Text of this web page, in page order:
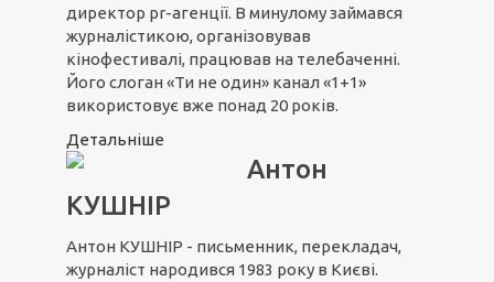
директор pr-агенції. В минулому займався
журналістикою, організовував
кінофестивалі, працював на телебаченні.
Його слоган «Ти не один» канал «1+1»
використовує вже понад 20 років.
Детальніше
Антон
КУШНІР
Антон КУШНІР - письменник, перекладач,
журналіст народився 1983 року в Києві.